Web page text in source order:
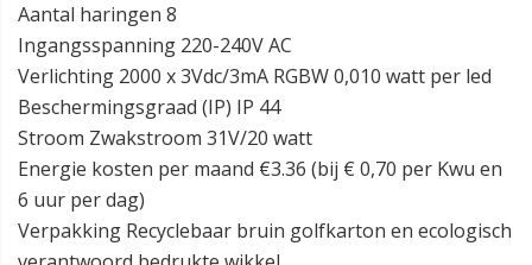
Aantal haringen 8
Ingangsspanning 220-240V AC
Verlichting 2000 x 3Vdc/3mA RGBW 0,010 watt per led
Beschermingsgraad (IP) IP 44
Stroom Zwakstroom 31V/20 watt
Energie kosten per maand €3.36 (bij € 0,70 per Kwu en
6 uur per dag)
Verpakking Recyclebaar bruin golfkarton en ecologisch